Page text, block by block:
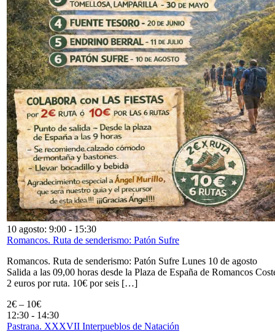
10 agosto: 9:00 - 15:30
Romancos. Ruta de senderismo: Patón Sufre
Romancos. Ruta de senderismo: Patón Sufre Lunes 10 de agosto
Salida a las 09,00 horas desde la Plaza de España de Romancos
2 euros por ruta. 10€ por seis […]
2€ – 10€
12:30 - 14:30
Pastrana. XXXVII Interpueblos de Natación